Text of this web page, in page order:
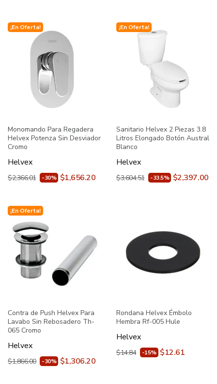
¡En Oferta!
Monomando Para Regadera
Helvex Potenza Sin Desviador
Cromo
Helvex
$2,366.01 -30% $1,656.20
¡En Oferta!
Sanitario Helvex 2 Piezas 3.8
Litros Elongado Botón Austral
Blanco
Helvex
$3,604.51 -33.5% $2,397.00
¡En Oferta!
Contra de Push Helvex Para
Lavabo Sin Rebosadero Th-
065 Cromo
Helvex
$1,866.00 -30% $1,306.20
Rondana Helvex Émbolo
Hembra Rf-005 Hule
Helvex
$14.84 -15% $12.61